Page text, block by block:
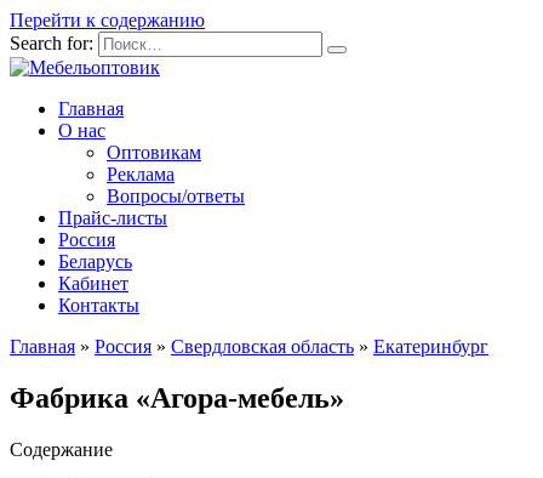
Перейти к содержанию
Search for:
Главная
О нас
Оптовикам
Реклама
Вопросы/ответы
Прайс-листы
Россия
Беларусь
Кабинет
Контакты
Главная » Россия » Свердловская область » Екатеринбург
Фабрика «Агора-мебель»
Содержание